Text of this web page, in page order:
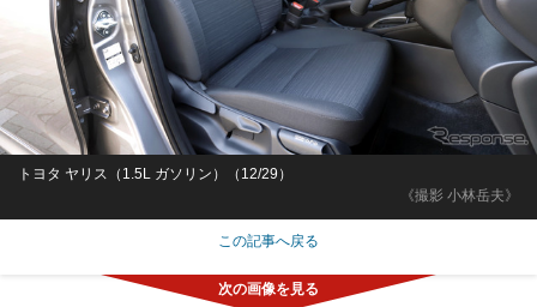
《撮影 小林岳夫》
トヨタ ヤリス（1.5L ガソリン）（12/29）
この記事へ戻る